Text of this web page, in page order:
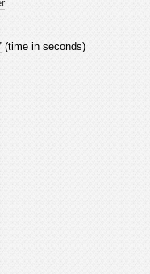
(time in seconds)